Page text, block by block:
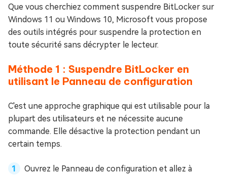
Que vous cherchiez comment suspendre BitLocker sur
Windows 11 ou Windows 10, Microsoft vous propose
des outils intégrés pour suspendre la protection en
toute sécurité sans décrypter le lecteur.
Méthode 1 : Suspendre BitLocker en
utilisant le Panneau de configuration
C'est une approche graphique qui est utilisable pour la
plupart des utilisateurs et ne nécessite aucune
commande. Elle désactive la protection pendant un
certain temps.
Ouvrez le Panneau de configuration et allez à